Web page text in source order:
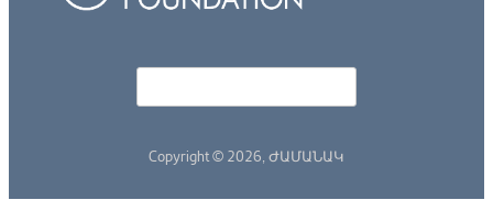
Copyright © 2026, ԺԱՄԱՆԱԿ